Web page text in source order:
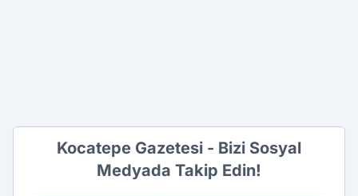
Kocatepe Gazetesi - Bizi Sosyal
Medyada Takip Edin!